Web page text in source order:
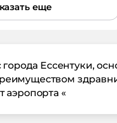
еще
Ессентуки,
аэропорта «